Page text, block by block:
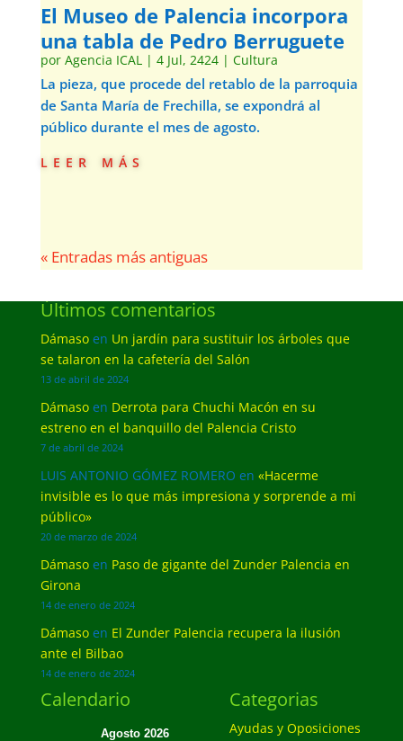
El Museo de Palencia incorpora
una tabla de Pedro Berruguete
por Agencia ICAL | 4 Jul, 2424| Cultura
La pieza, que procede del retablo de la parroquia
de Santa María de Frechilla, se expondrá al
público durante el mes de agosto.
leer más
« Entradas más antiguas
Últimos comentarios
Dámasoen Un jardín para sustituir los árboles que
se talaron en la cafetería del Salón
13 de abril de 2024
Dámasoen Derrota para Chuchi Macón en su
estreno en el banquillo del Palencia Cristo
7 de abril de 2024
LUIS ANTONIO GÓMEZ ROMERO en «Hacerme
invisible es lo que más impresiona y sorprende a mi
público»
20 de marzo de 2024
Dámasoen Paso de gigante del Zunder Palencia en
Girona
14 de enero de 2024
Dámasoen El Zunder Palencia recupera la ilusión
ante el Bilbao
14 de enero de 2024
Calendario
Agosto 2026
Categorias
Ayudas y Oposiciones